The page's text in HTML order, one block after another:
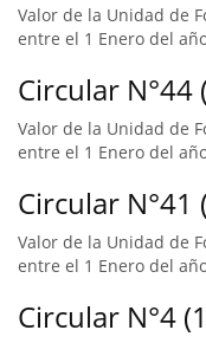
Valor de la Unidad de
entre el 1 Enero del
Circular
Valor de la Unidad de
entre el 1 Enero del
Circular
Valor de la Unidad de
entre el 1 Enero del
Circular N°4